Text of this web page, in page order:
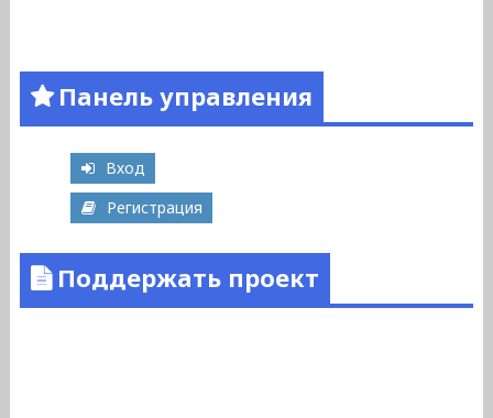
Панель управления
Вход
Регистрация
Поддержать проект